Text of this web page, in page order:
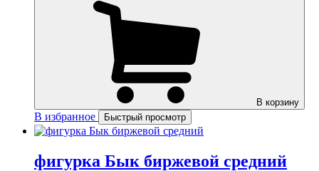
В корзину
В избранное Быстрый просмотр
фигурка Бык биржевой средний